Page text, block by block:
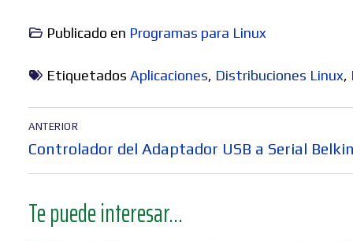
Publicado en Programas para Linux
Etiquetados Aplicaciones, Distribuciones Linux,
Navegación
de
entradas
ANTERIOR
Entrada
anterior:
Controlador del Adaptador USB a Serial Belkin
Te puede interesar...